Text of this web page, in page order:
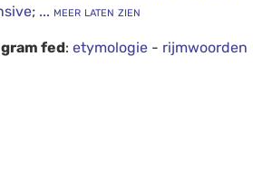
;... meer laten zien
gram fed: etymologie- rijmwoorden